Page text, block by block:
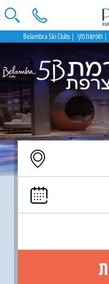
חופשות סקי Belambra Ski Clubs